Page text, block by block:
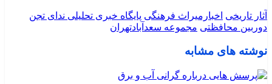
آثار تاریخی اخبارمیراث فرهنگی پایگاه خبری تحلیلی ندای تجن
دوربین محافظتی مجموعه سعدآبادتهران
نوشته های مشابه